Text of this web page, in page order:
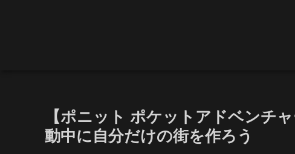
【ポニット ポケットアドベンチ
動中に自分だけの街を作ろう